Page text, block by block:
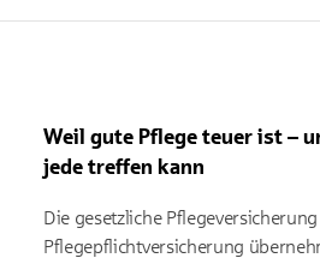
Weil gute Pflege teuer ist –
jede treffen kann
Die gesetzliche
Pflegepflichtversicherung